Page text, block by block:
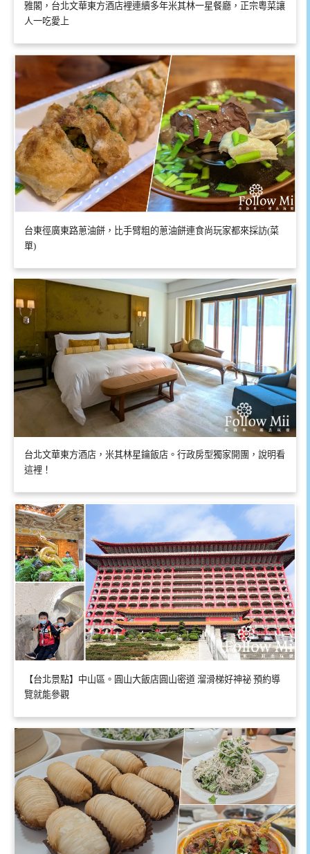
雅閣，台北文華東方酒店裡連續多年米其林一星餐廳，正宗粵菜讓
人一吃愛上
台東徑廣東路蔥油餅，比手臂粗的蔥油餅連食尚玩家都來採訪(菜
單)
台北文華東方酒店，米其林星鑰飯店。行政房型獨家開團，說明看
這裡！
【台北景點】中山區。圓山大飯店圓山密道 溜滑梯好神祕 預約導
覽就能參觀